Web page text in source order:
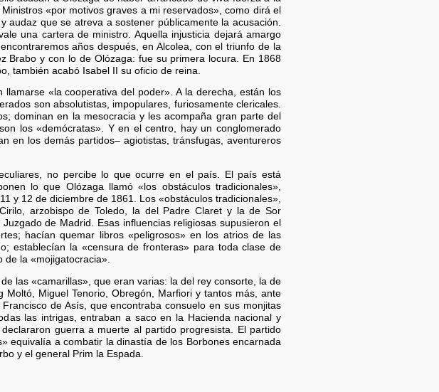
«por motivos graves a mi reservados», como dirá el
que se atreva a sostener públicamente la acusación.
una cartera de ministro. Aquella injusticia dejará amargo
años después, en Alcolea, con el triunfo de la
Brabo y con lo de Olózaga: fue su primera locura. En 1868
también acabó Isabel II su oficio de reina.
«la cooperativa del poder». A la derecha, están los
son absolutistas, impopulares, furiosamente clericales.
dominan en la mesocracia y les acompaña gran parte del
los «demócratas». Y en el centro, hay un conglomerado
en los demás partidos– agiotistas, tránsfugas, aventureros
no percibe lo que ocurre en el país. El país está
lo que Olózaga llamó «los obstáculos tradicionales»,
y 12 de diciembre de 1861. Los «obstáculos tradicionales»,
arzobispo de Toledo, la del Padre Claret y la de Sor
de Madrid. Esas influencias religiosas supusieron el
hacían quemar libros «peligrosos» en los atrios de las
establecían la «censura de fronteras» para toda clase de
de la «mojigatocracia».
las «camarillas», que eran varias: la del rey consorte, la de
Miguel Tenorio, Obregón, Marfiori y tantos más, ante
de Asís, que encontraba consuelo en sus monjitas
las intrigas, entraban a saco en la Hacienda nacional y
guerra a muerte al partido progresista. El partido
equivalía a combatir la dinastía de los Borbones encarnada
y el general Prim la Espada.